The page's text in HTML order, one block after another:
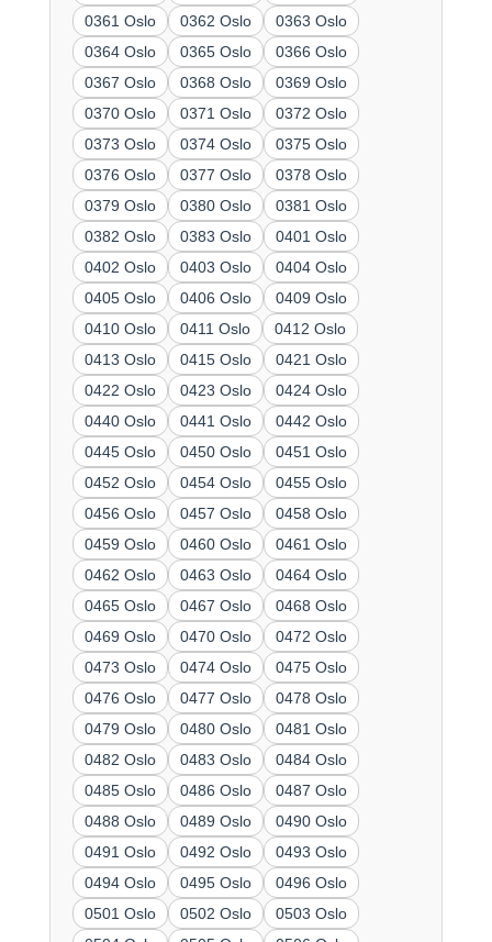
0361 Oslo
0362 Oslo
0363 Oslo
0364 Oslo
0365 Oslo
0366 Oslo
0367 Oslo
0368 Oslo
0369 Oslo
0370 Oslo
0371 Oslo
0372 Oslo
0373 Oslo
0374 Oslo
0375 Oslo
0376 Oslo
0377 Oslo
0378 Oslo
0379 Oslo
0380 Oslo
0381 Oslo
0382 Oslo
0383 Oslo
0401 Oslo
0402 Oslo
0403 Oslo
0404 Oslo
0405 Oslo
0406 Oslo
0409 Oslo
0410 Oslo
0411 Oslo
0412 Oslo
0413 Oslo
0415 Oslo
0421 Oslo
0422 Oslo
0423 Oslo
0424 Oslo
0440 Oslo
0441 Oslo
0442 Oslo
0445 Oslo
0450 Oslo
0451 Oslo
0452 Oslo
0454 Oslo
0455 Oslo
0456 Oslo
0457 Oslo
0458 Oslo
0459 Oslo
0460 Oslo
0461 Oslo
0462 Oslo
0463 Oslo
0464 Oslo
0465 Oslo
0467 Oslo
0468 Oslo
0469 Oslo
0470 Oslo
0472 Oslo
0473 Oslo
0474 Oslo
0475 Oslo
0476 Oslo
0477 Oslo
0478 Oslo
0479 Oslo
0480 Oslo
0481 Oslo
0482 Oslo
0483 Oslo
0484 Oslo
0485 Oslo
0486 Oslo
0487 Oslo
0488 Oslo
0489 Oslo
0490 Oslo
0491 Oslo
0492 Oslo
0493 Oslo
0494 Oslo
0495 Oslo
0496 Oslo
0501 Oslo
0502 Oslo
0503 Oslo